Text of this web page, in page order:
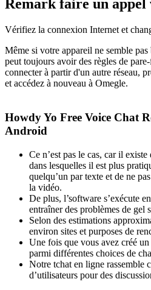
Remark faire un appel
Vérifiez la connexion Internet et
Même si votre appareil ne semble
peut toujours avoir des règles de
connecter à partir d'un autre réseau,
et accédez à nouveau à Omegle.
Howdy Yo Free Voice Chat
Android
Ce n’est pas le cas, car il
dans lesquelles il est plus
quelqu’un par texte et de ne
la vidéo.
De plus, l’software s’exécute
entraîner des problèmes de gel
Selon des estimations
environ sites et purposes de
Une fois que vous avez créé
parmi différentes choices de
Notre tchat en ligne rassemble
d’utilisateurs pour des